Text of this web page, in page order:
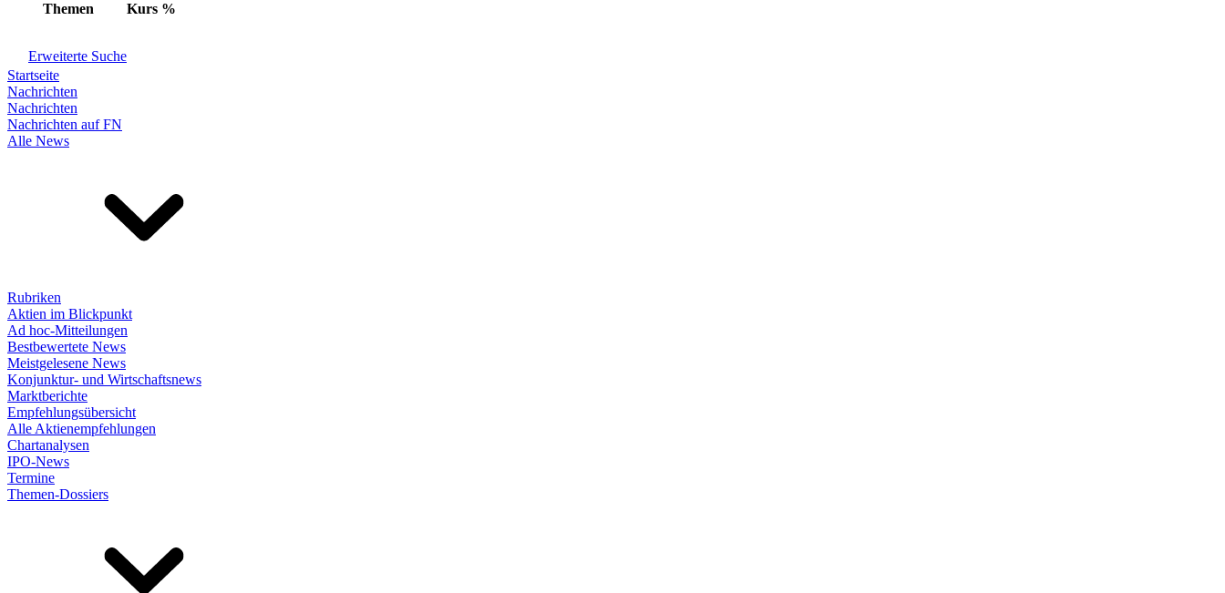
Themen Kurs %
Erweiterte Suche
Startseite
Nachrichten
Nachrichten
Nachrichten auf FN
Alle News
Rubriken
Aktien im Blickpunkt
Ad hoc-Mitteilungen
Bestbewertete News
Meistgelesene News
Konjunktur- und Wirtschaftsnews
Marktberichte
Empfehlungsübersicht
Alle Aktienempfehlungen
Chartanalysen
IPO-News
Termine
Themen-Dossiers